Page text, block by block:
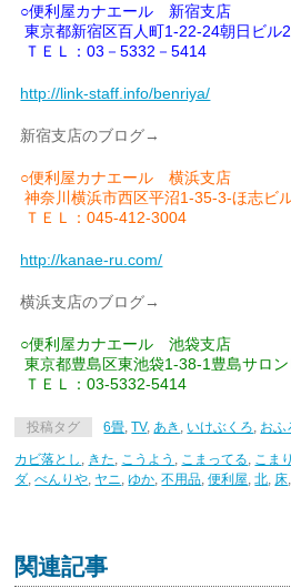
○便利屋カナエール 新宿支店
東京都新宿区百人町1-22-24朝日ビル
ＴＥＬ：03－5332－5414
http://link-staff.info/benriya/
新宿支店のブログ→
○便利屋カナエール 横浜支店
神奈川横浜市西区平沼1-35-3-ほ志ビ
ＴＥＬ：045-412-3004
http://kanae-ru.com/
横浜支店のブログ→
○便利屋カナエール 池袋支店
東京都豊島区東池袋1-38-1豊島サロ
ＴＥＬ：03-5332-5414
投稿タグ 6畳,TV,あき , いけぶくろ, おふ
カビ落とし , きた, こうよう , こまってる, こま
ダ,べんりや, ヤニ,ゆか,不用品,便利屋,北, 床
関連記事